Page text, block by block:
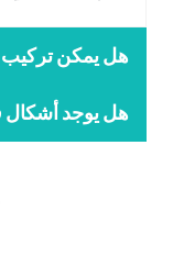
هل يمكن تركيب
هل يوجد أشكال